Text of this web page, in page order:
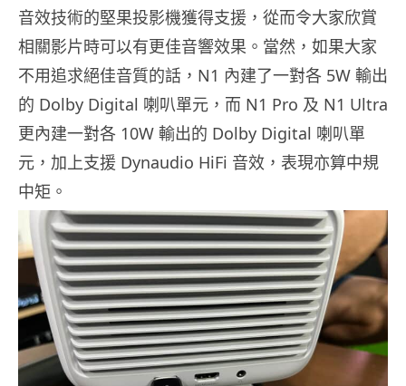
音效技術的堅果投影機獲得支援，從而令大家欣賞
相關影片時可以有更佳音響效果。當然，如果大家
不用追求絕佳音質的話，N1 內建了一對各 5W 輸出
的 Dolby Digital 喇叭單元，而 N1 Pro 及 N1 Ultra
更內建一對各 10W 輸出的 Dolby Digital 喇叭單
元，加上支援 Dynaudio HiFi 音效，表現亦算中規
中矩。